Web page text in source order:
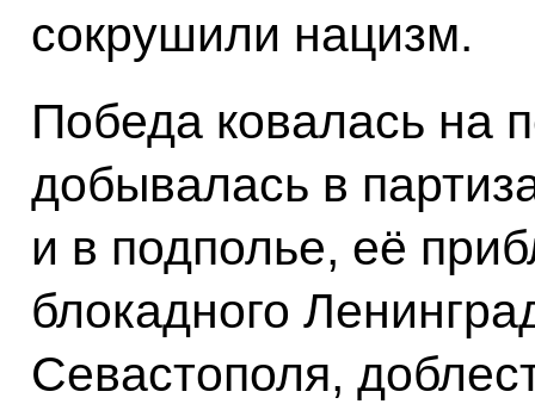
сокрушили нацизм.
Победа ковалась на
добывалась в
и в подполье, её
блокадного
Севастополя,